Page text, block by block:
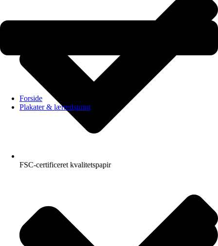
Forside
Plakater & lærredsprint
FSC-certificeret kvalitetspapir